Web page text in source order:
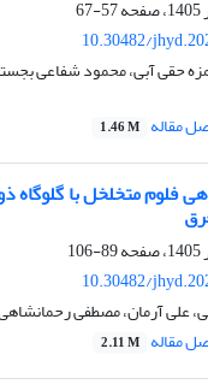
57-67
10.30482/
حقی آبی، محمود شفاعی
مقاله 1.46 M
فلوم متخلخل با گلوگاه
89-106
10.30482/
علی آرمان، مصطفی
مقاله 2.11 M